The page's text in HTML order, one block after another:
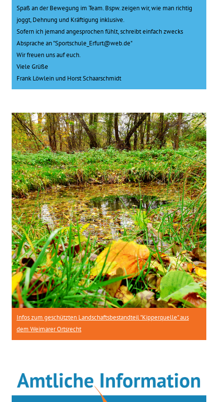
Spaß an der Bewegung im Team. Bspw. zeigen wir, wie man richtig
joggt, Dehnung und Kräftigung inklusive.
Sofern ich jemand angesprochen fühlt, schreibt einfach zwecks
Absprache an "Sportschule_Erfurt@web.de"
Wir freuen uns auf euch.
Viele Grüße
Frank Löwlein und Horst Schaarschmidt
Infos zum geschützten Landschaftsbestandteil "Kipperquelle" aus
dem Weimarer Ortsrecht